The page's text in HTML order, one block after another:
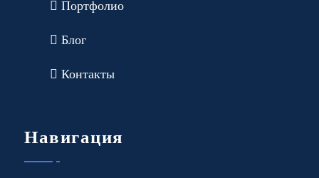
Портфолио
Блог
Контакты
Навигация